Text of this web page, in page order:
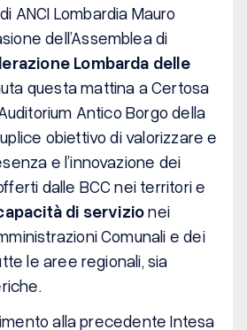
ANCI Lombardia Mauro
dell’Assemblea di
Lombarda delle
questa mattina a Certosa
Antico Borgo della
obiettivo di valorizzare e
e l’innovazione dei
dalle BCC nei territori e
di servizionei
Comunali e dei
le aree regionali, sia
alla precedente Intesa